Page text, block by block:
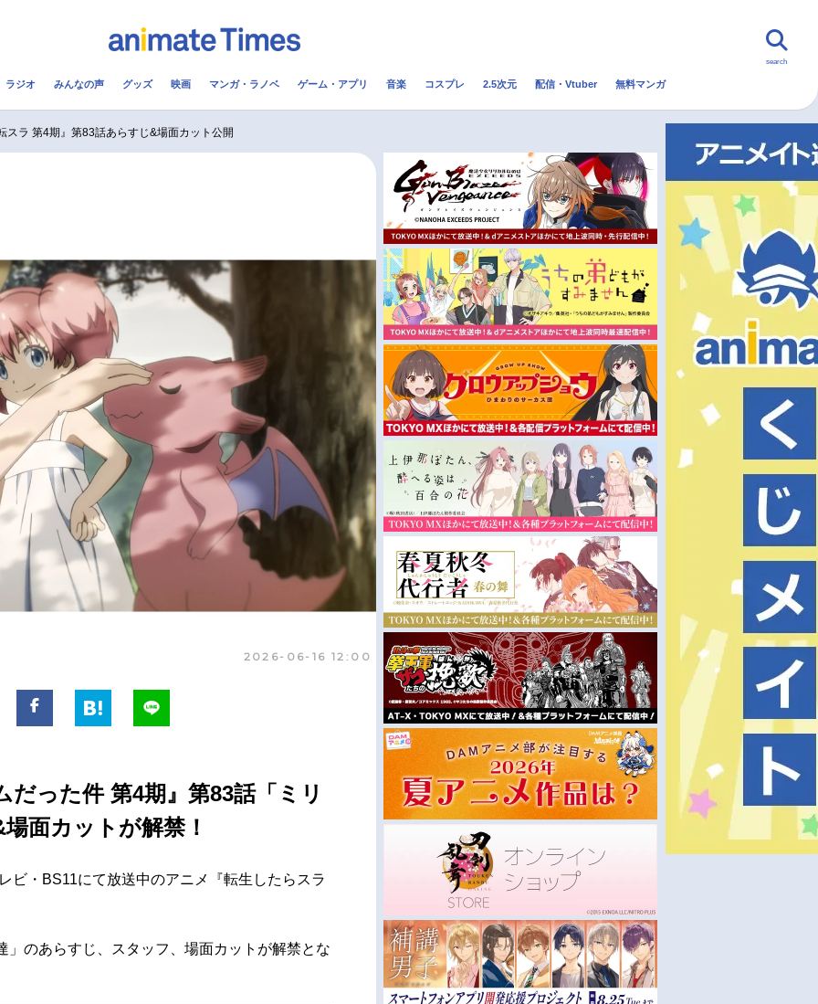
配信・Vtuber トレンド 無料マンガ
実写化映画一覧
男性声優/女性声優一覧
今期アニメ曜日別一覧 秋アニメ
冬アニメ
FOLLOW US
search
ラジオ みんなの声 グッズ 映画 マンガ・ラノベ ゲーム・アプリ 音楽 コスプレ 2.5次元 配信・Vtuber 無料マンガ
スラ 第4期』第83話あらすじ&場面カット公開
2026-06-16 12:00
った件 第4期』第83話「ミリ
面カットが解禁！
ビ・BS11にて放送中のアニメ『転生したらスラ
」のあらすじ、スタッフ、場面カットが解禁とな